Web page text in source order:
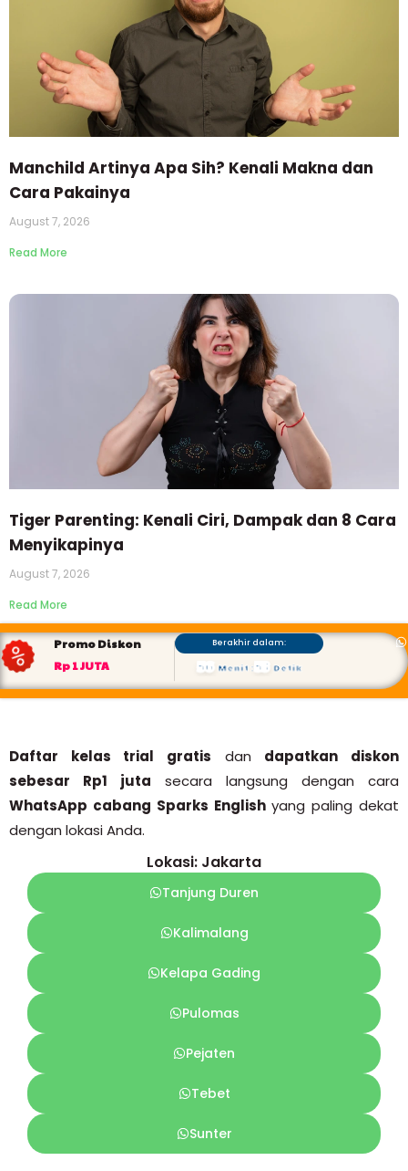
Manchild Artinya Apa Sih? Kenali Makna dan
Cara Pakainya
August 7, 2026
Read More
Tiger Parenting: Kenali Ciri, Dampak dan 8 Cara
Menyikapinya
August 7, 2026
Read More
Promo Diskon
Rp 1 JUTA
Berakhir dalam:
56 Menit : 52 Detik
Daftar kelas trial gratis dan dapatkan diskon
sebesar Rp1 juta secara langsung dengan cara
WhatsApp cabang Sparks Englishyang paling dekat
dengan lokasi Anda.
Lokasi: Jakarta
Tanjung Duren
Kalimalang
Kelapa Gading
Pulomas
Pejaten
Tebet
Sunter